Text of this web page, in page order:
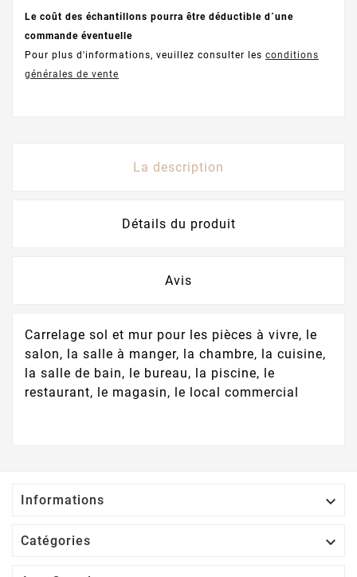
Le coût des échantillons pourra être déductible d´une
commande éventuelle
Pour plus d'informations, veuillez consulter les conditions
générales de vente
La description
Détails du produit
Avis
Carrelage sol et mur pour les pièces à vivre, le
salon, la salle à manger, la chambre, la cuisine,
la salle de bain, le bureau, la piscine, le
restaurant, le magasin, le local commercial
Informations 
Catégories 